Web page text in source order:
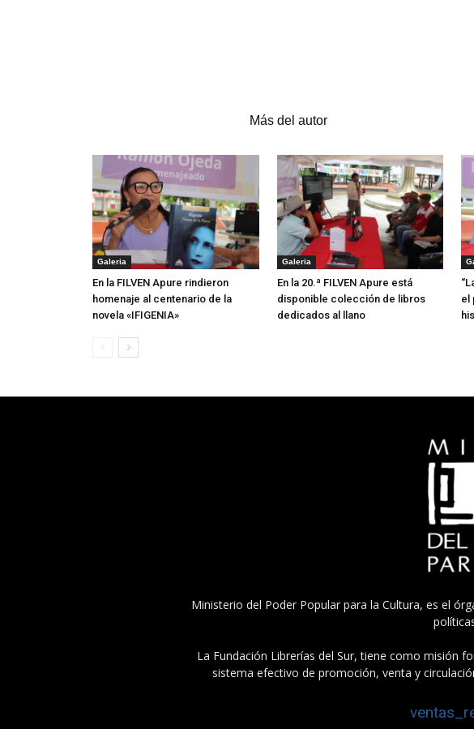
Más del autor
Galeria
En la FILVEN Apure rindieron
homenaje al centenario de la
novela «IFIGENIA»
Galeria
En la 20.ª FILVEN Apure está
disponible colección de libros
dedicados al llano
el
Ministerio del Poder Popular para la Cultura, es el
La Fundación Librerías del Sur, tiene como misión
sistema efectivo de promoción, venta y